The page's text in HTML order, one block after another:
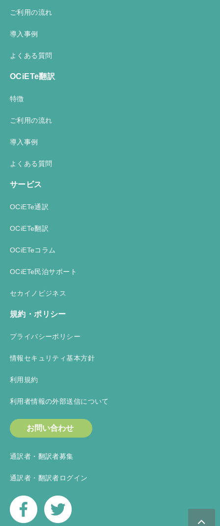
ご利用の流れ
導入事例
よくある質問
OCiETe翻訳
特徴
ご利用の流れ
導入事例
よくある質問
サービス
OCiETe通訳
OCiETe翻訳
OCiETeコラム
OCiETe民泊サポート
セカイノビジネス
規約・ポリシー
プライバシーポリシー
情報セキュリティ基本方針
利用規約
利用者情報の外部送信について
お問い合わせ
通訳者・翻訳者募集
通訳者・翻訳者ログイン